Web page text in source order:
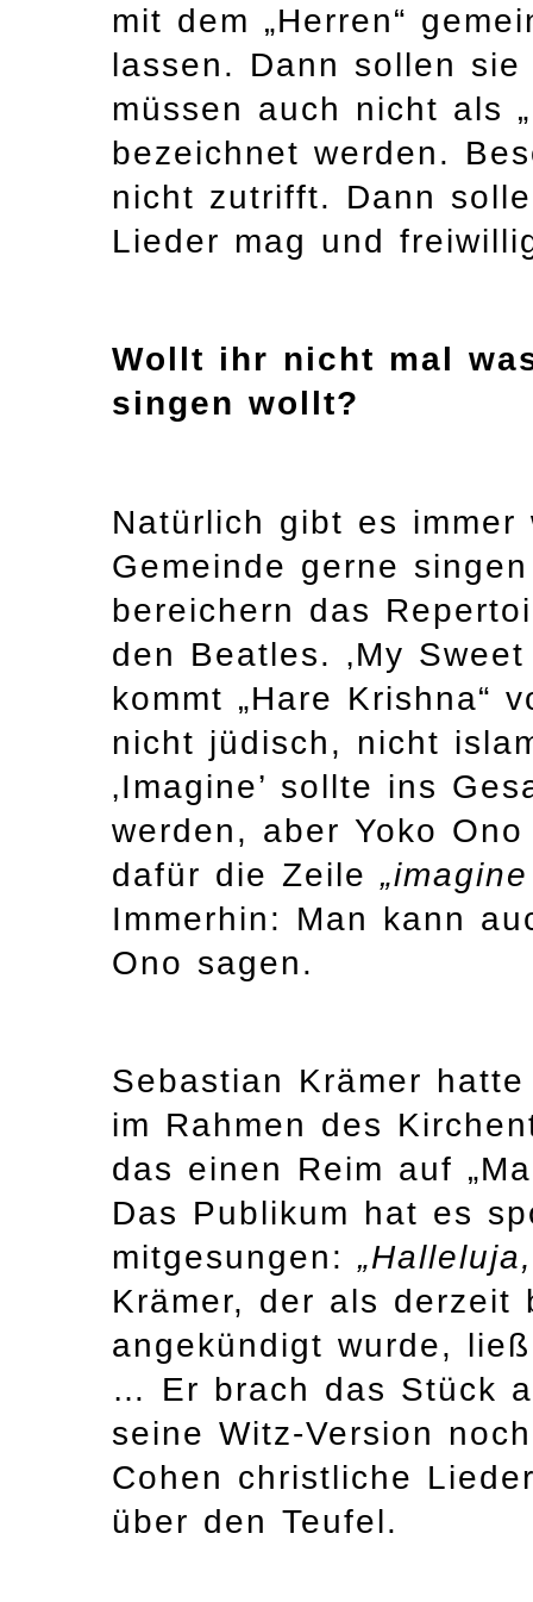
mit dem „Herren“
lassen. Dann sollen
müssen auch nicht als
bezeichnet werden.
nicht zutrifft. Dann
Lieder mag und
Wollt ihr nicht mal
singen wollt?
Natürlich gibt es
Gemeinde gerne
bereichern das
den Beatles. ‚My
kommt „Hare Krishna“
nicht jüdisch, nicht
‚Imagine’ sollte ins
werden, aber Yoko
dafür die Zeile
Immerhin: Man kann
Ono sagen.
Sebastian Krämer
im Rahmen des
das einen Reim auf
Das Publikum hat es
mitgesungen:
Krämer, der als derzeit
angekündigt wurde,
… Er brach das Stück
seine Witz-Version
Cohen christliche
über den Teufel.